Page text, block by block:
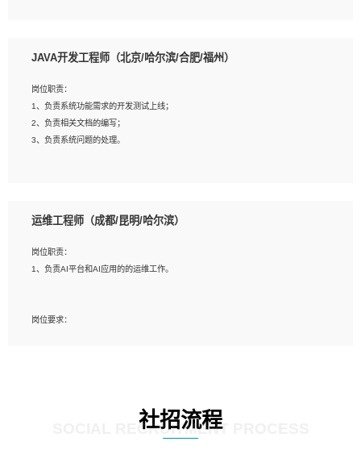
岗位要求：
2、精通linux命令。
3、熟悉oracle、mysql 数据库。
4、善于沟通，具有良好的团队合作精神和协作能力。
5、必须有实际的生产环境系统维护经验。
JAVA开发工程师（北京/哈尔滨/合肥/福州）
岗位职责：
1、负责系统功能需求的开发测试上线；
2、负责相关文档的编写；
3、负责系统问题的处理。
2、熟悉linux命令；
4、熟练使用oracle、mysql进行开发；
5、熟悉流程开发如使用activiti；
运维工程师（成都/昆明/哈尔滨）
岗位职责：
1、负责AI平台和AI应用的的运维工作。
岗位要求：
4、掌握DevOps思想、方法和流程。Jenkins工具使用；
5、掌握常见中间件配置与优化，如mysql、nginx等；
社招流程
SOCIAL RECRUITMENT PROCESS